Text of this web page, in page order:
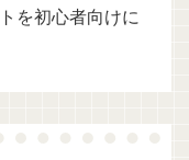
を初心者向けに